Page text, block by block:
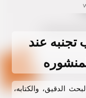
عند
الدقیق، والکتابه،